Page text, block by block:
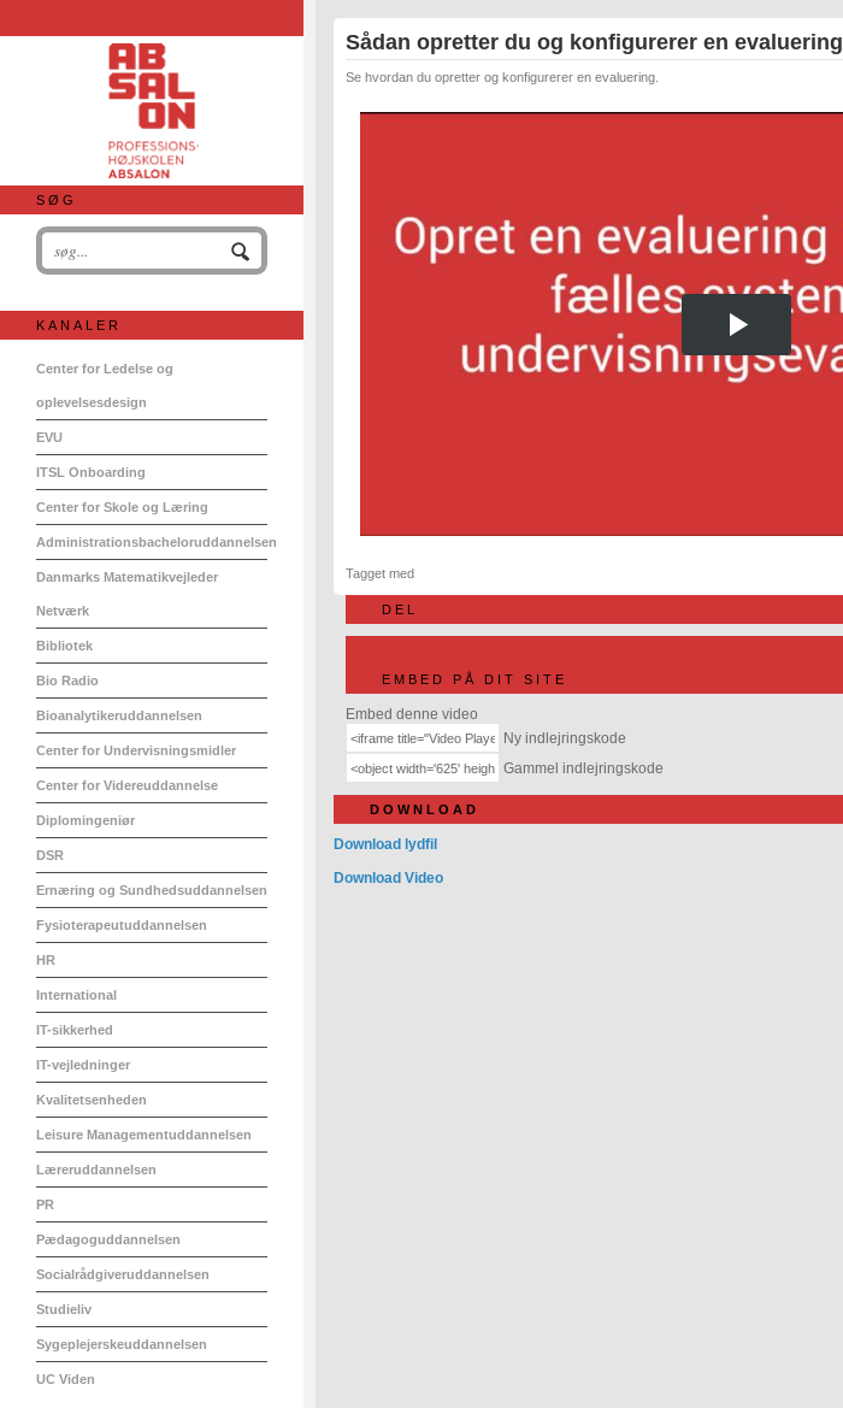
SØG
KANALER
Center for Ledelse og
oplevelsesdesign
EVU
ITSL Onboarding
Center for Skole og Læring
Administrationsbacheloruddannelsen
Danmarks Matematikvejleder
Netværk
Bibliotek
Bio Radio
Bioanalytikeruddannelsen
Center for Undervisningsmidler
Center for Videreuddannelse
Diplomingeniør
DSR
Ernæring og Sundhedsuddannelsen
Fysioterapeutuddannelsen
HR
International
IT-sikkerhed
IT-vejledninger
Kvalitetsenheden
Leisure Managementuddannelsen
Læreruddannelsen
PR
Pædagoguddannelsen
Socialrådgiveruddannelsen
Studieliv
Sygeplejerskeuddannelsen
UC Viden
Sådan opretter du og konfigurerer en evaluering
Se hvordan du opretter og konfigurerer en evaluering.
Tagget med
DEL
EMBED PÅ DIT SITE
Embed denne video
Ny indlejringskode
Gammel indlejringskode
DOWNLOAD
Download lydfil
Download Video